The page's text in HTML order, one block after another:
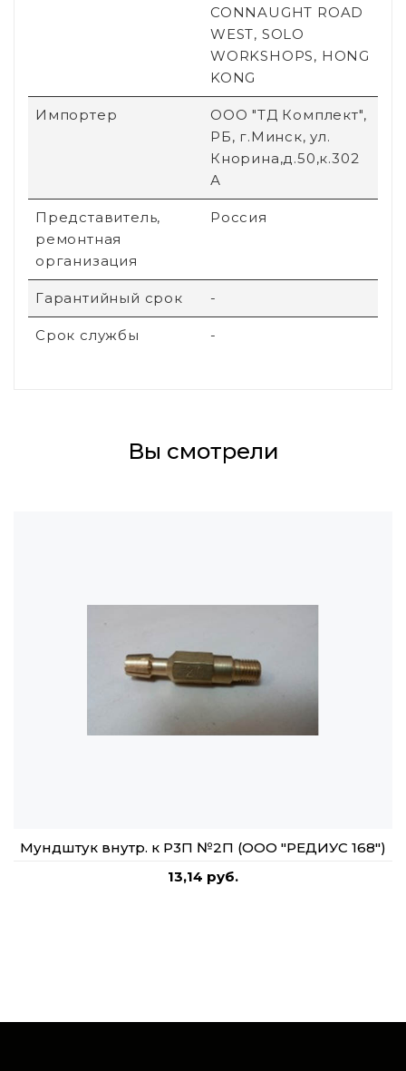
CONNAUGHT ROAD
WEST, SOLO
WORKSHOPS, HONG
KONG
Импортер
ООО "ТД Комплект",
РБ, г.Минск, ул.
Кнорина,д.50,к.302
А
Представитель,
ремонтная
организация
Россия
Гарантийный срок -
Срок службы -
Вы смотрели
Мундштук внутр. к Р3П №2П (ООО "РЕДИУС 168")
13,14 руб.